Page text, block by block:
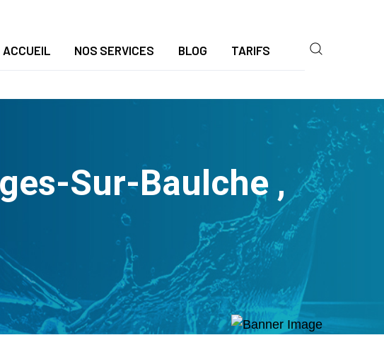
ACCUEIL NOS SERVICES BLOG TARIFS
Sur-Baulche ,